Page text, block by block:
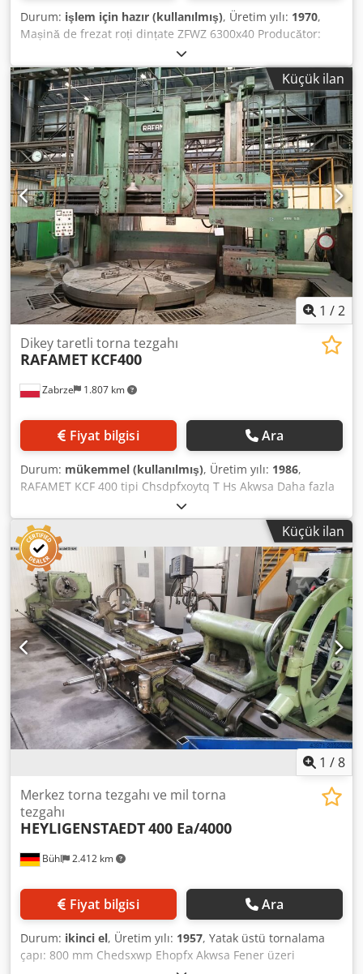
Durum: işlem için hazır (kullanılmış), Üretim yılı: 1970,
Mașină de frezat roți dințate ZFWZ 6300x40 Producător:
WMW-MODUL Model: ZFWZ 6300x40/1 An fabricație: 1970
Diametru max. roată: 7100 mm Lățime roată: 1500 mm
Modul max.: 45 Diametru masă: 5300 mm Cjdpfexln Iwsx
Akweha Diametru x lățime freză: 400x500 mm Unghi
maxim elice: 45 grade Diametru freză melcată: 500 mm
Viteză de rotație freză: 9-63 rot/min Putere totală instalată:
47 kW Greutate mașină: 160 tone Echipament: cap frezare
normal, cap frezare tangențial, cap frezare internă, roți de
schimb, suporți. Film disponibil.
Küçük ilan
1 /2
Zabrze 1.807 km
Dikey taretli torna tezgahı
RAFAMET KCF400
Fiyat bilgisi Ara
Durum: mükemmel (kullanılmış), Üretim yılı: 1986,
RAFAMET KCF 400 tipi Chsdpfxoytq T Hs Akwsa Daha fazla
bilgi talep üzerine verilebilir.
Küçük ilan
1 /8
Bühl 2.412 km
Merkez torna tezgahı ve mil torna
tezgahı
HEYLIGENSTAEDT400 Ea/4000
Fiyat bilgisi Ara
Durum: ikinci el, Üretim yılı: 1957, Yatak üstü tornalama
çapı: 800 mm Chedsxwp Ehopfx Akwsa Fener üzeri